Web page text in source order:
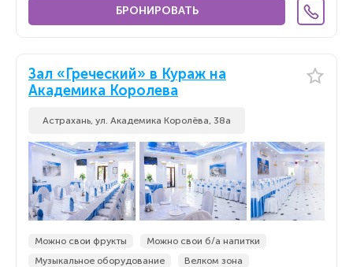
БРОНИРОВАТЬ
Зал «Греческий» в Кураж на
Академика Королева
Астрахань, ул. Академика Королёва, 38а
Можно свои фрукты
Можно свои б/а напитки
Музыкальное оборудование
Велком зона